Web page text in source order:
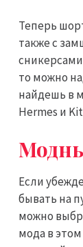
Теперь
также с
то можно
найдешь в
Hermes и
Если
бывать на
можно
мода в